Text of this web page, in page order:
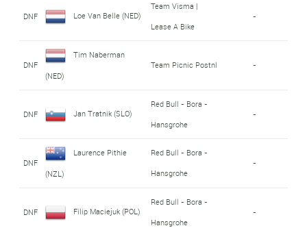
DNF Loe Van Belle (NED)
Team Visma |
Lease A Bike
-
DNF
Tim Naberman
(NED)
Team Picnic Postnl -
DNF Jan Tratnik (SLO)
Red Bull - Bora -
Hansgrohe
-
DNF
Laurence Pithie
(NZL)
Red Bull - Bora -
Hansgrohe
-
DNF Filip Maciejuk (POL)
Red Bull - Bora -
Hansgrohe
-